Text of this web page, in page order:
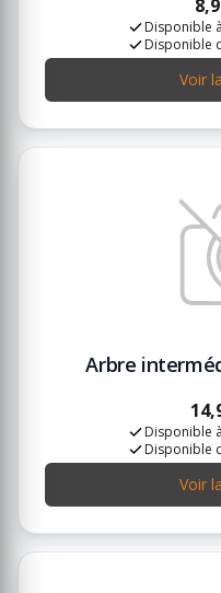
Disponible
Disponible
Voir
Arbre
Disponible
Disponible
Voir